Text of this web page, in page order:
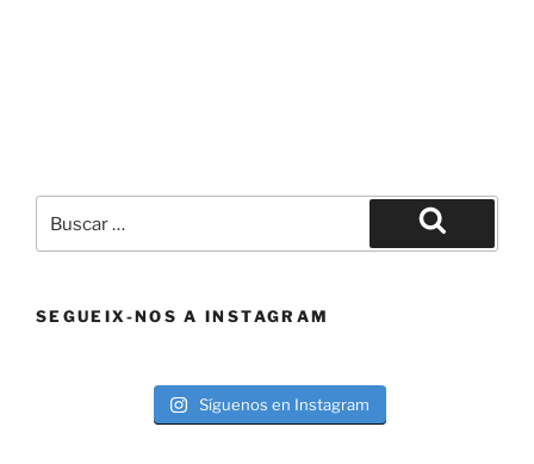
por:
Buscar
SEGUEIX-NOS A INSTAGRAM
Síguenos en Instagram